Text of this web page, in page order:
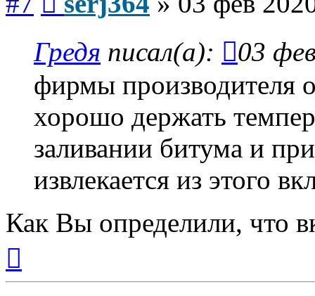
Гредя писал(а):
03
фирмы производителя
хорошо держать
заливании битума и
извлекается из этого
Как Вы определили, что
началу